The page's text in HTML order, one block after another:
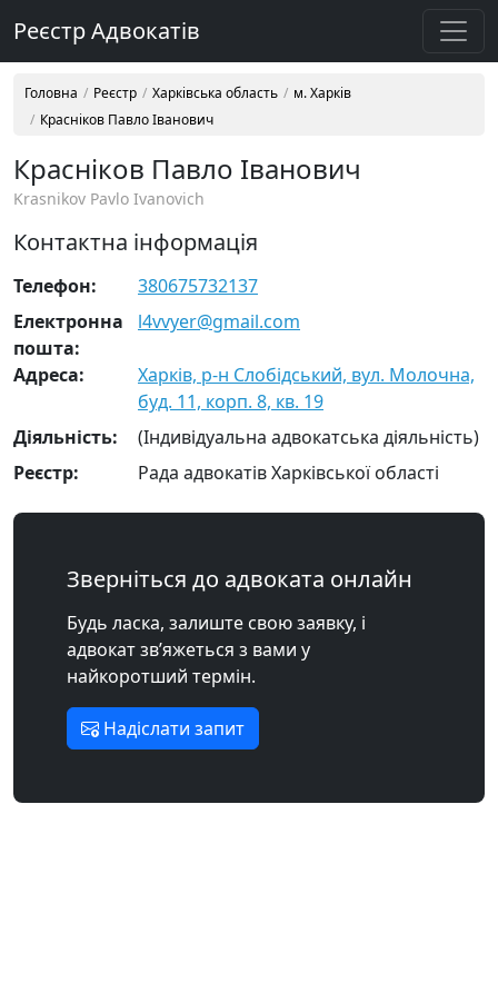
Реєстр Адвокатів
Головна Реєстр Харківська область
м. Харків
Красніков Павло Іванович
Красніков Павло Іванович
Krasnikov Pavlo Ivanovich
Контактна інформація
Телефон:
380675732137
Електронна
пошта:
l4vvyer@gmail.com
Адреса:
Харків, р-н Слобідський, вул. Молочна,
буд. 11, корп. 8, кв. 19
Діяльність:
(Індивідуальна адвокатська діяльність)
Реєстр:
Рада адвокатів Харківської області
Зверніться до адвоката онлайн
Будь ласка, залиште свою заявку, і
адвокат зв’яжеться з вами у
найкоротший термін.
Надіслати запит